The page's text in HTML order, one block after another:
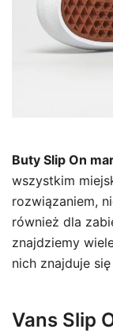
Buty Slip On
wszystkim
rozwiązaniem,
również dla
znajdziemy
nich znajduje
Vans Slip